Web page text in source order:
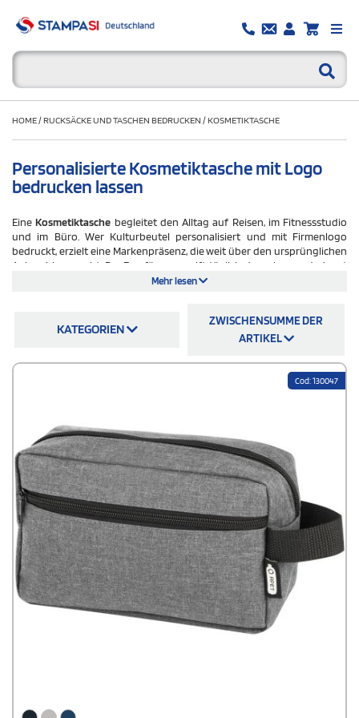
HOME/RUCKSÄCKE UND TASCHEN BEDRUCKEN /KOSMETIKTASCHE
Personalisierte Kosmetiktasche mit Logo
bedrucken lassen
EineKosmetiktasche begleitet den Alltag auf Reisen, im Fitnessstudio
und im Büro. Wer Kulturbeutel personalisiert und mit Firmenlogo
bedruckt, erzielt eine Markenpräsenz, die weit über den ursprünglichen
Anlass hinausgeht. Der Empfänger greift täglich danach — und nimmt
die Tasche mit, wohin er auch geht. Personalisierte Kosmetiktaschen
Willkommenspakets für neue Mitarbeitende. Die Produktwahl ist breit:
vom schlichten Baumwollmodell über robuste Polyestervarianten bis
Bei Stampasi.de konfigurieren Sie personalisierte Kulturtaschen direkt
, Staffelpreis
Team per Kontaktformular zur Verfügung.
Mehr lesen
KATEGORIEN
ZWISCHENSUMME DER
ARTIKEL
Cod: 130047